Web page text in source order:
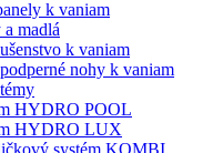
k vaniam
madlá
k vaniam
nohy k vaniam
HYDRO POOL
HYDRO LUX
systém KOMBI